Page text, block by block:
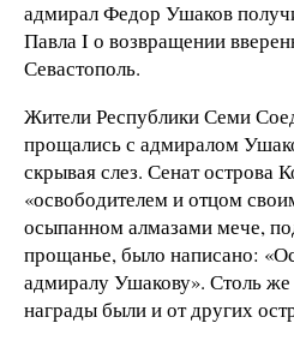
адмирал Федор Ушаков
Павла I о возвращении
Севастополь.
Жители Республики Семи
прощались с адмиралом
скрывая слез. Сенат острова
«освободителем и отцом
осыпанном алмазами мече,
прощанье, было написано:
адмиралу Ушакову». Столь
награды были и от других